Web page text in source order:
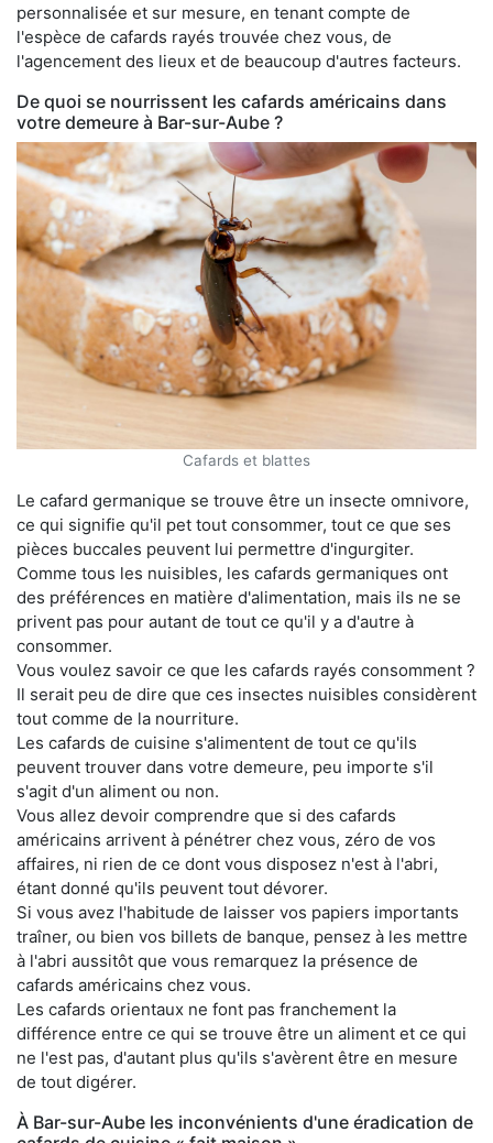
personnalisée et sur mesure, en tenant compte de
l'espèce de cafards rayés trouvée chez vous, de
l'agencement des lieux et de beaucoup d'autres facteurs.
De quoi se nourrissent les cafards américains dans
votre demeure à Bar-sur-Aube ?
Cafards et blattes
Le cafard germanique se trouve être un insecte omnivore,
ce qui signifie qu'il pet tout consommer, tout ce que ses
pièces buccales peuvent lui permettre d'ingurgiter.
Comme tous les nuisibles, les cafards germaniques ont
des préférences en matière d'alimentation, mais ils ne se
privent pas pour autant de tout ce qu'il y a d'autre à
consommer.
Vous voulez savoir ce que les cafards rayés consomment ?
Il serait peu de dire que ces insectes nuisibles considèrent
tout comme de la nourriture.
Les cafards de cuisine s'alimentent de tout ce qu'ils
peuvent trouver dans votre demeure, peu importe s'il
s'agit d'un aliment ou non.
Vous allez devoir comprendre que si des cafards
américains arrivent à pénétrer chez vous, zéro de vos
affaires, ni rien de ce dont vous disposez n'est à l'abri,
étant donné qu'ils peuvent tout dévorer.
Si vous avez l'habitude de laisser vos papiers importants
traîner, ou bien vos billets de banque, pensez à les mettre
à l'abri aussitôt que vous remarquez la présence de
cafards américains chez vous.
Les cafards orientaux ne font pas franchement la
différence entre ce qui se trouve être un aliment et ce qui
ne l'est pas, d'autant plus qu'ils s'avèrent être en mesure
de tout digérer.
À Bar-sur-Aube les inconvénients d'une éradication de